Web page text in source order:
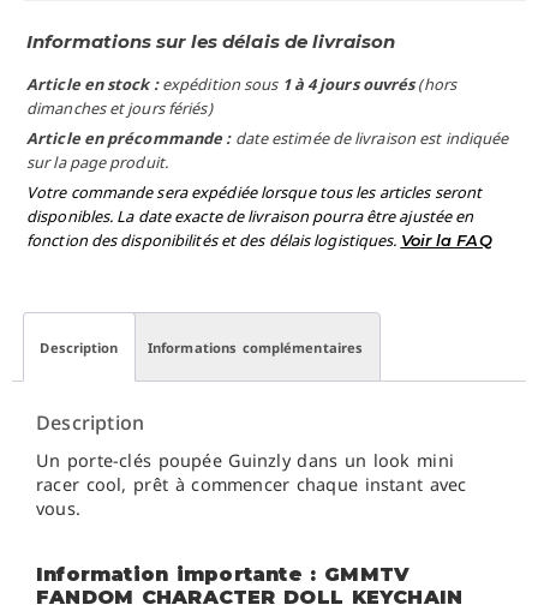
Informations sur les délais de livraison
Article en stock :expédition sous 1 à 4 jours ouvrés(hors
dimanches et jours fériés)
Article en précommande : date estimée de livraison est indiquée
sur la page produit.
Votre commande sera expédiée lorsque tous les articles seront
disponibles. La date exacte de livraison pourra être ajustée en
fonction des disponibilités et des délais logistiques. Voir la FAQ
Description Informations complémentaires
Description
Un porte-clés poupée Guinzly dans un look mini
racer cool, prêt à commencer chaque instant avec
vous.
Information importante : GMMTV
FANDOM CHARACTER DOLL KEYCHAIN